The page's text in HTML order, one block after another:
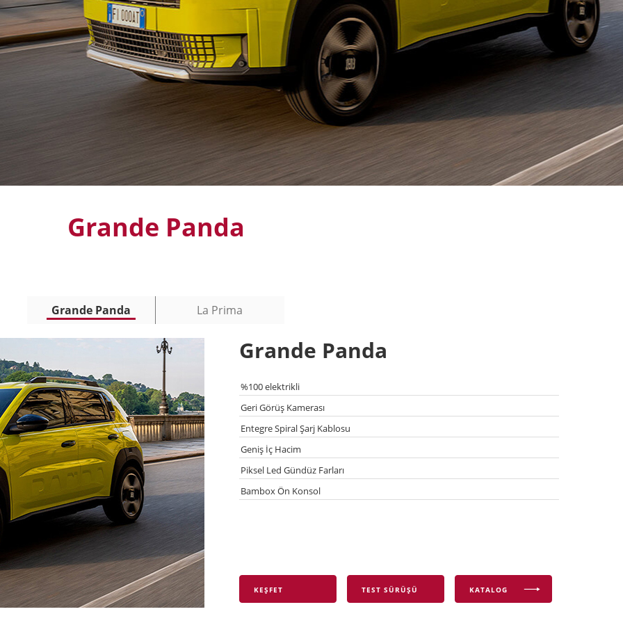
Grande Panda
Grande Panda La Prima
Grande Panda
%100 elektrikli
Geri Görüş Kamerası
Entegre Spiral Şarj Kablosu
Geniş İç Hacim
Piksel Led Gündüz Farları
Bambox Ön Konsol
KEŞFET TEST SÜRÜŞÜ KATALOG